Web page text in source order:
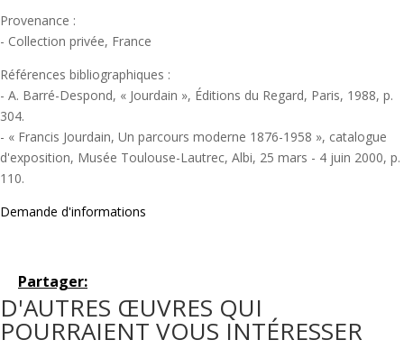
Provenance :
- Collection privée, France
Références bibliographiques :
- A. Barré-Despond, « Jourdain », Éditions du Regard, Paris, 1988, p.
304.
- « Francis Jourdain, Un parcours moderne 1876-1958 », catalogue
d'exposition, Musée Toulouse-Lautrec, Albi, 25 mars - 4 juin 2000, p.
110.
Demande d'informations
Partager:
D'AUTRES ŒUVRES QUI
POURRAIENT VOUS INTÉRESSER